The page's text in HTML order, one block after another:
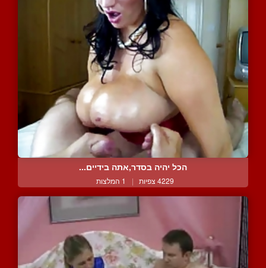
הכל יהיה בסדר,אתה בידיים...
4229 צפיות | 1 המלצות